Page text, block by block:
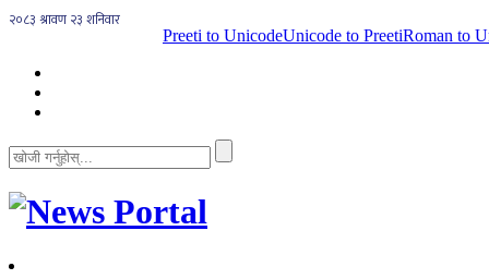
Preeti to UnicodeUnicode to PreetiRoman to